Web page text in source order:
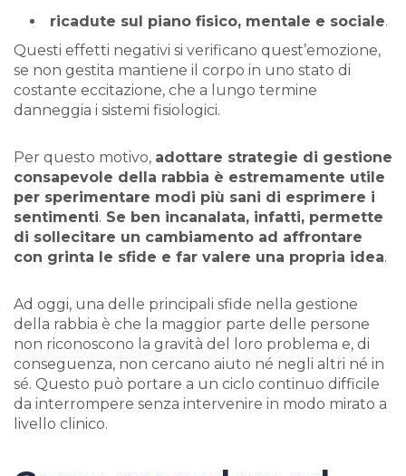
ricadute sul piano fisico, mentale e sociale.
Questi effetti negativi si verificano quest’emozione,
se non gestita mantiene il corpo in uno stato di
costante eccitazione, che a lungo termine
danneggia i sistemi fisiologici.
Per questo motivo, adottare strategie di gestione
consapevole della rabbia è estremamente utile
per sperimentare modi più sani di esprimere i
sentimenti. Se ben incanalata, infatti, permette
di sollecitare un cambiamento ad affrontare
con grinta le sfide e far valere una propria idea.
Ad oggi, una delle principali sfide nella gestione
della rabbia è che la maggior parte delle persone
non riconoscono la gravità del loro problema e, di
conseguenza, non cercano aiuto né negli altri né in
sé. Questo può portare a un ciclo continuo difficile
da interrompere senza intervenire in modo mirato a
livello clinico.